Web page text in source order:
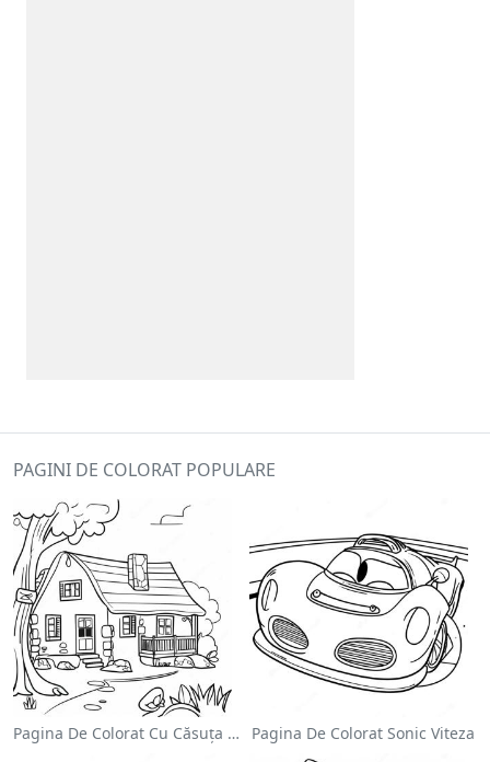
PAGINI DE COLORAT POPULARE
Pagina De Colorat Cu Căsuța Confortabilă Pagina De Colorat Sonic Viteza